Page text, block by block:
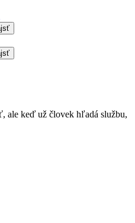
ale keď už človek hľadá službu,